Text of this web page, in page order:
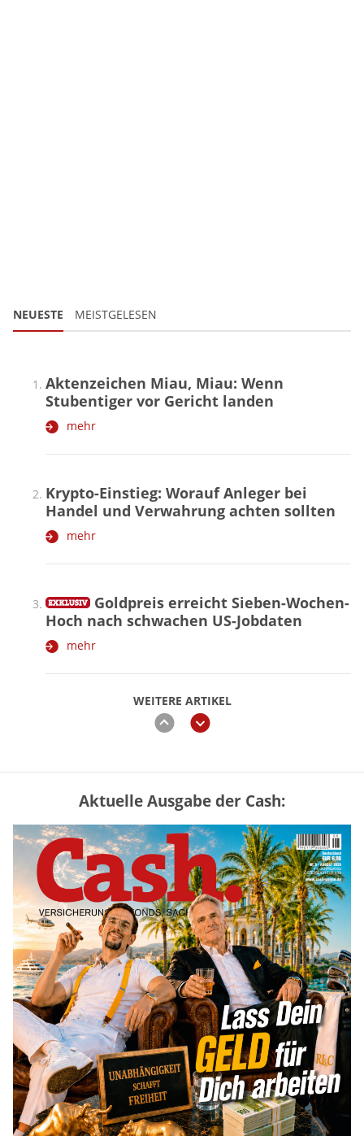
NEUESTE MEISTGELESEN
WEITERE ARTIKEL
zurückweiter
Aktenzeichen Miau, Miau: Wenn
Stubentiger vor Gericht landen
mehr
Krypto-Einstieg: Worauf Anleger bei
Handel und Verwahrung achten sollten
mehr
Goldpreis erreicht Sieben-Wochen-
Hoch nach schwachen US-Jobdaten
mehr
WEITERE ARTIKEL
zurückweiter
Vermieter-Zutritt: Wann Mieter
die Wohnung öffnen müssen
mehr
Goldpreis erreicht Sieben-Wochen-
Hoch nach schwachen US-Jobdaten
mehr
Mütterrente III Tabelle: So viel Renten-
Nachzahlung ist pro Kind möglich
mehr
Aktuelle Ausgabe der Cash: